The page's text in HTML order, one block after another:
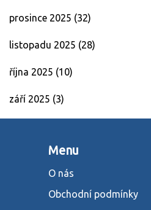
prosince 2025 (32)
listopadu 2025 (28)
října 2025 (10)
září 2025 (3)
Menu
O nás
Obchodní podmínky